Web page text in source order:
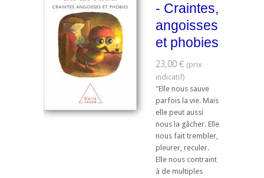
- Craintes,
angoisses
et phobies
23,00 €
"Elle nous sauve
parfois la vie. Mais
elle peut aussi
nous la gâcher. Elle
nous fait trembler,
pleurer, reculer.
Elle nous contraint
à de multiples